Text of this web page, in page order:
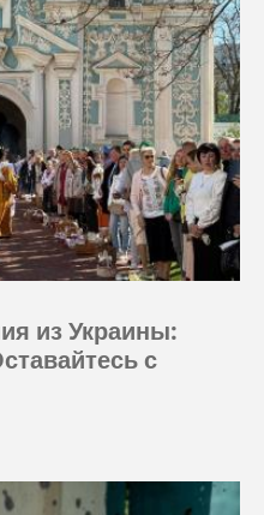
из Украины:
с